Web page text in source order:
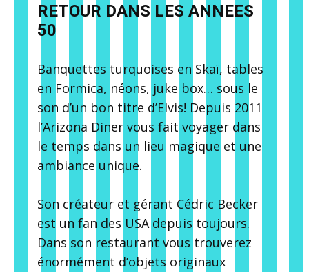
RETOUR DANS LES ANNEES
50
Banquettes turquoises en Skaï, tables
en Formica, néons, juke box… sous le
son d’un bon titre d’Elvis! Depuis 2011
l’Arizona Diner vous fait voyager dans
le temps dans un lieu magique et une
ambiance unique.
Son créateur et gérant Cédric Becker
est un fan des USA depuis toujours.
Dans son restaurant vous trouverez
énormément d’objets originaux